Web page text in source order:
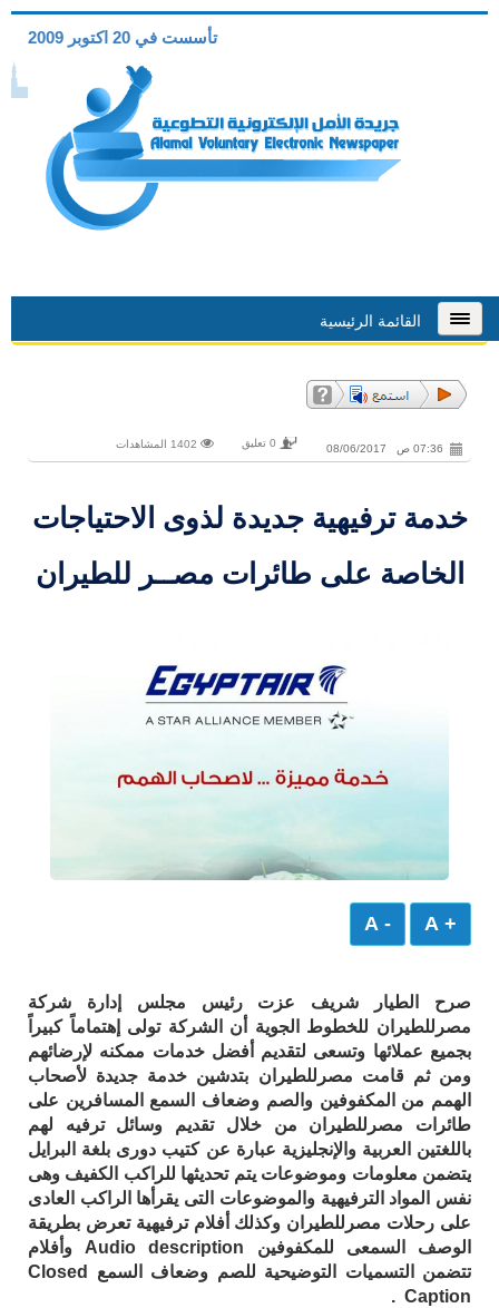
تأسست في 20 اكتوبر 2009
القائمة الرئيسية
07:36 ص 08/06/2017 0 تعليق
خدمة ترفيهية جديدة لذوى الاحتياجات
الخاصة على طائرات مصــر للطيران
+ A
- A
صرح الطيار شريف عزت رئيس مجلس إدارة شركة
مصرللطيران للخطوط الجوية أن الشركة تولى إهتماماً كبيراً
بجميع عملائها وتسعى لتقديم أفضل خدمات ممكنه لإرضائهم
ومن ثم قامت مصرللطيران بتدشين خدمة جديدة لأصحاب
الهمم من المكفوفين والصم وضعاف السمع المسافرين على
طائرات مصرللطيران من خلال تقديم وسائل ترفيه لهم
باللغتين العربية والإنجليزية عبارة عن كتيب دورى بلغة البرايل
يتضمن معلومات وموضوعات يتم تحديثها للراكب الكفيف وهى
نفس المواد الترفيهية والموضوعات التى يقرأها الراكب العادى
على رحلات مصرللطيران وكذلك أفلام ترفيهية تعرض بطريقة
الوصف السمعى للمكفوفين Audio description وأفلام
تتضمن التسميات التوضيحية للصم وضعاف السمع Closed
Caption .